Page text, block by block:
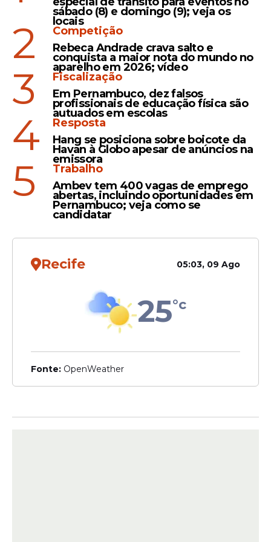
prêmio chega a R$ 13
milhões
Veja Também
Na faixa desete acertos
ganhadores.
Na faixa deseis acertos
ganhadorasreceberamR$ 37.181,14cada.
sábado (8) e domingo (9); veja os
locais
2
Competição
Rebeca Andrade crava salto e
conquista a maior nota do mundo no
aparelho em 2026; vídeo
3
Fiscalização
Em Pernambuco, dez falsos
profissionais de educação física são
autuados em escolas
4
Resposta
Hang se posiciona sobre boicote da
Havan à Globo apesar de anúncios na
emissora
5
Trabalho
Ambev tem 400 vagas de emprego
abertas, incluindo oportunidades em
Pernambuco; veja como se
candidatar
Recife 05:03, 09 Ago
25°c
Fonte: OpenWeather